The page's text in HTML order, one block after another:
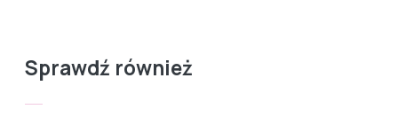
Sprawdź również